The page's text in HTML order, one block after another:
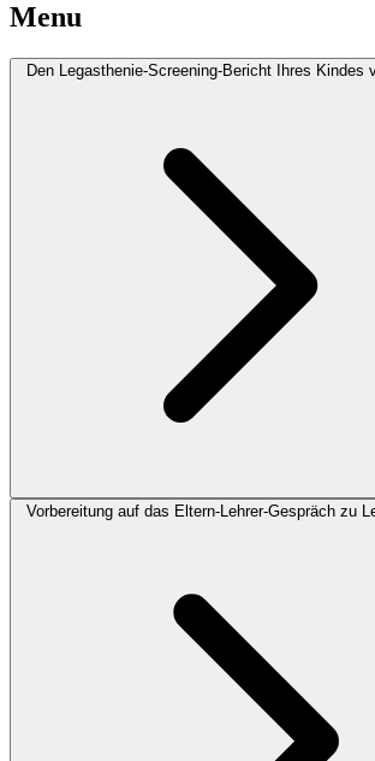
Menu
Den Legasthenie-Screening-Bericht Ihres Kindes
Vorbereitung auf das Eltern-Lehrer-Gespräch zu